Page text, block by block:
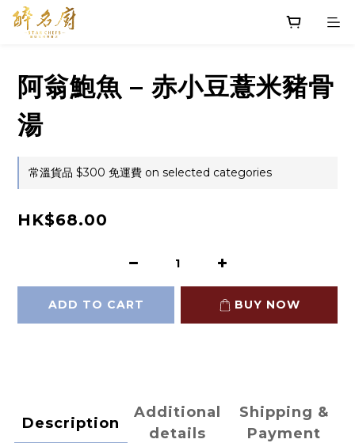
阿翁鮑魚 – 赤小豆薏米豬骨
湯
常溫貨品 $300 免運費 on selected categories
HK$68.00
ADD TO CART BUY NOW
Description
Additional
details
Shipping &
Payment